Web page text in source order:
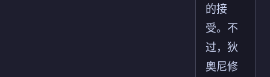
的接
受。不
过，狄
奥尼修